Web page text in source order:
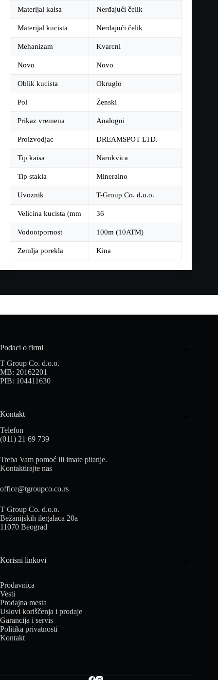
Materijal kaisa Nerđajući čelik
Materijal kucista Nerđajući čelik
Mehanizam Kvarcni
Novo Novo
Oblik kucista Okruglo
Pol Ženski
Prikaz vremena Analogni
Proizvodjac DREAMSPOT LTD.
Tip kaisa Narukvica
Tip stakla Mineralno
Uvoznik T-Group Co. d.o.o.
Velicina kucista (mm 36
Vodootpornost 100m (10ATM)
Zemlja porekla Kina
Podaci o firmi
T Group Co. d.o.o.
MB: 20162201
PIB: 104411630
Kontakt
Telefon
(011) 21 69 739
Treba Vam pomoć ili imate pitanje.
Kontaktirajte nas
office@tgroupco.co.rs
T Group Co. d.o.o.
Bežanijskih ilegalaca 20a
11070 Beograd
Korisni linkovi
Prodavnica
Vesti
Prodajna mesta
Uslovi koriščenja i prodaje
Garancija i servis
Politika privatnosti
Kontakt